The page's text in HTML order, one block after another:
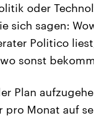
oder
sich sagen:
Politico
sonst
Plan
pro Monat auf